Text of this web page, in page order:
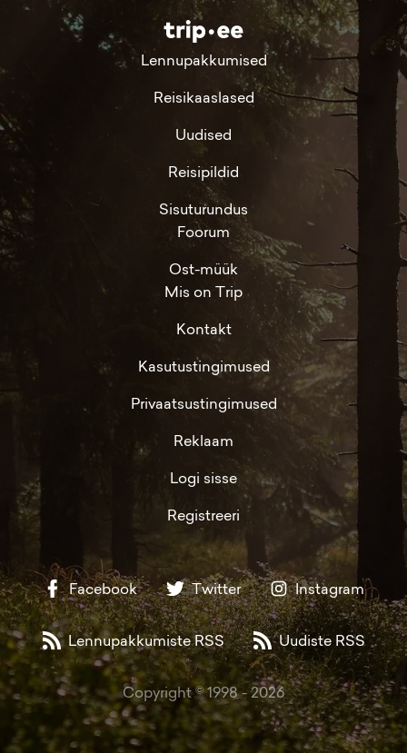
Lennupakkumised
Reisikaaslased
Uudised
Reisipildid
Sisuturundus
Foorum
Ost-müük
Mis on Trip
Kontakt
Kasutustingimused
Privaatsustingimused
Reklaam
Logi sisse
Registreeri
Facebook Twitter Instagram
Lennupakkumiste RSS Uudiste RSS
Copyright © 1998 -2026